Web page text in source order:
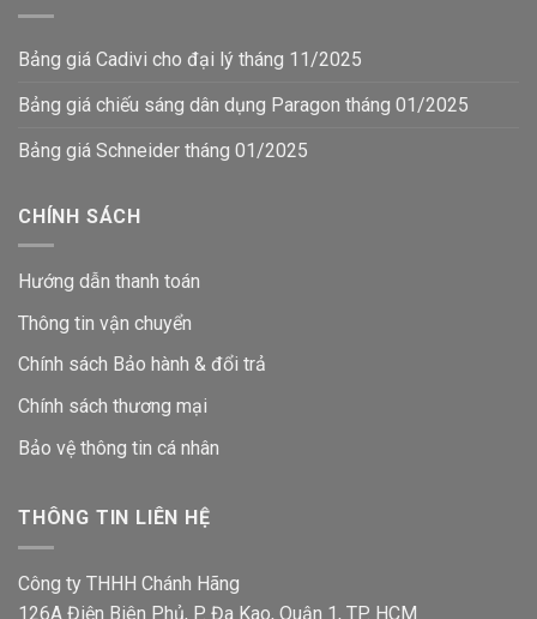
Bảng giá Cadivi cho đại lý tháng 11/2025
Bảng giá chiếu sáng dân dụng Paragon tháng 01/2025
Bảng giá Schneider tháng 01/2025
CHÍNH SÁCH
Hướng dẫn thanh toán
Thông tin vận chuyển
Chính sách Bảo hành & đổi trả
Chính sách thương mại
Bảo vệ thông tin cá nhân
THÔNG TIN LIÊN HỆ
Công ty THHH Chánh Hãng
126A Điện Biên Phủ, P. Đa Kao, Quận 1, TP. HCM